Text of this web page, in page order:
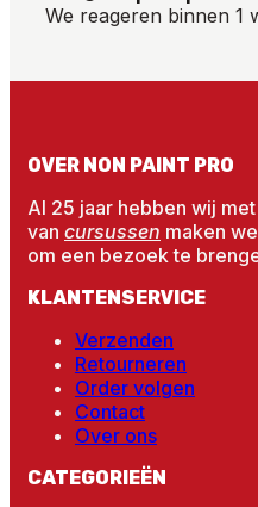
We reageren binnen 1
OVER NON PAINT PRO
Al 25 jaar hebben wij
van cursussen maken we
om een bezoek te
KLANTENSERVICE
Verzenden
Retourneren
Order volgen
Contact
Over ons
CATEGORIEËN